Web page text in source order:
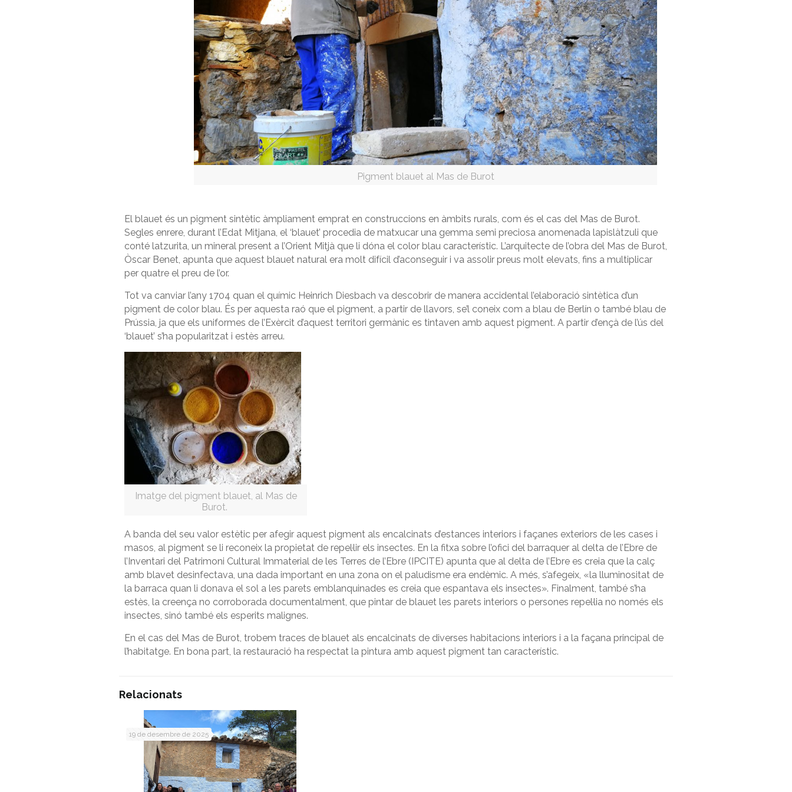
Pigment blauet al Mas de Burot
El blauet és un pigment sintètic àmpliament emprat en construccions en àmbits rurals, com és el cas del Mas de Burot.
Segles enrere, durant l’Edat Mitjana, el ‘blauet’ procedia de matxucar una gemma semi preciosa anomenada lapislàtzuli que
conté latzurita, un mineral present a l’Orient Mitjà que li dóna el color blau característic. L’arquitecte de l’obra del Mas de Burot,
Òscar Benet, apunta que aquest blauet natural era molt difícil d’aconseguir i va assolir preus molt elevats, fins a multiplicar
per quatre el preu de l’or.
Tot va canviar l’any 1704 quan el químic Heinrich Diesbach va descobrir de manera accidental l’elaboració sintètica d’un
pigment de color blau. És per aquesta raó que el pigment, a partir de llavors, se’l coneix com a blau de Berlín o també blau de
Prússia, ja que els uniformes de l’Exèrcit d’aquest territori germànic es tintaven amb aquest pigment. A partir d’ençà de l’ús del
‘blauet’ s’ha popularitzat i estès arreu.
Imatge del pigment blauet, al Mas de
Burot.
A banda del seu valor estètic per afegir aquest pigment als encalcinats d’estances interiors i façanes exteriors de les cases i
masos, al pigment se li reconeix la propietat de repel·lir els insectes. En la fitxa sobre l’ofici del barraquer al delta de l’Ebre de
l’Inventari del Patrimoni Cultural Immaterial de les Terres de l’Ebre (IPCITE) apunta que al delta de l’Ebre es creia que la calç
amb blavet desinfectava, una dada important en una zona on el paludisme era endèmic. A més, s’afegeix, «la lluminositat de
la barraca quan li donava el sol a les parets emblanquinades es creia que espantava els insectes». Finalment, també s’ha
estès, la creença no corroborada documentalment, que pintar de blauet les parets interiors o persones repel·lia no només els
insectes, sinó també els esperits malignes.
En el cas del Mas de Burot, trobem traces de blauet als encalcinats de diverses habitacions interiors i a la façana principal de
l’habitatge. En bona part, la restauració ha respectat la pintura amb aquest pigment tan característic.
Relacionats
19 de desembre de 2025